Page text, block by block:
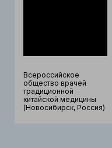
Всероссийское
общество врачей
традиционной
китайской медицины
(Новосибирск, Россия)